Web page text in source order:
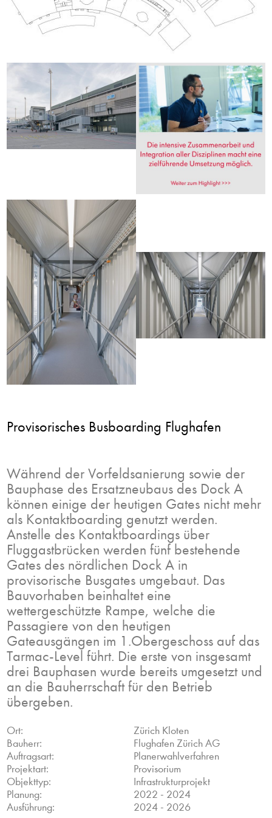
Provisorisches Busboarding Flughafen
Während der Vorfeldsanierung sowie der
Bauphase des Ersatzneubaus des Dock A
können einige der heutigen Gates nicht mehr
als Kontaktboarding genutzt werden.
Anstelle des Kontaktboardings über
Fluggastbrücken werden fünf bestehende
Gates des nördlichen Dock A in
provisorische Busgates umgebaut. Das
Bauvorhaben beinhaltet eine
wettergeschützte Rampe, welche die
Passagiere von den heutigen
Gateausgängen im 1.Obergeschoss auf das
Tarmac-Level führt. Die erste von insgesamt
drei Bauphasen wurde bereits umgesetzt und
an die Bauherrschaft für den Betrieb
übergeben.
Ort:
Zürich Kloten
Bauherr:
Flughafen Zürich AG
Auftragsart:
Planerwahlverfahren
Projektart:
Provisorium
Objekttyp:
Infrastrukturprojekt
Planung:
2022 - 2024
Ausführung:
2024 - 2026